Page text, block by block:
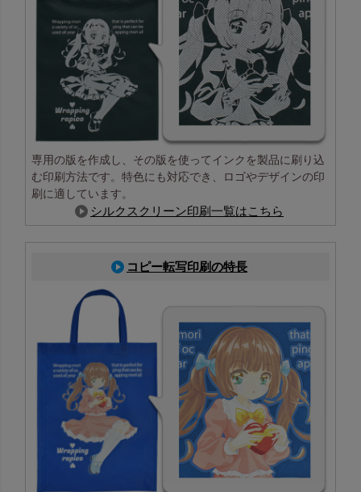
専用の版を作成し、その版を使ってインクを製品に刷り込
む印刷方法です。特色にも対応でき、ロゴやデザインの印
刷に適しています。
シルクスクリーン印刷一覧はこちら
コピー転写印刷の特長